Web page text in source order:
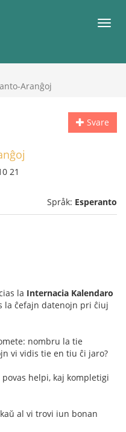
Meny
Aranĝoj
Svare
21
Språk: Esperanto
la Internacia Kalendaro
la ĉefajn datenojn pri ĉiuj
nombru la tie
vi vidis tie en tiu ĉi jaro?
helpi, kaj kompletigi
al vi trovi iun bonan